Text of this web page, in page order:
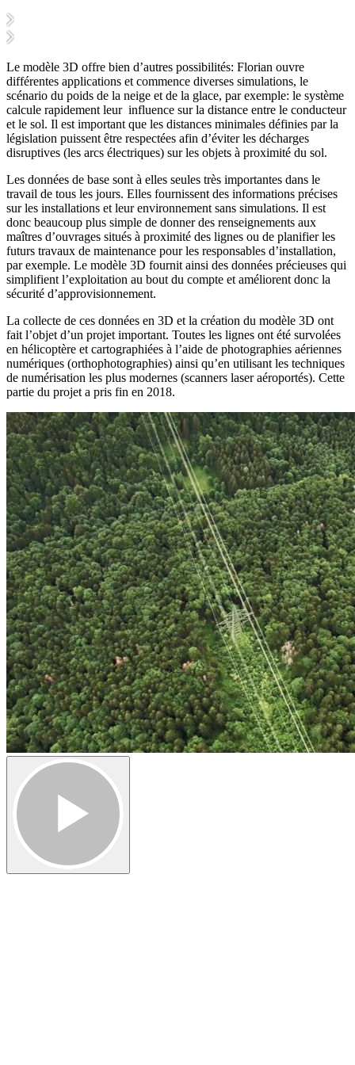
Le modèle 3D offre bien d’autres possibilités: Florian ouvre
différentes applications et commence diverses simulations, le
scénario du poids de la neige et de la glace, par exemple: le système
calcule rapidement leur influence sur la distance entre le conducteur
et le sol. Il est important que les distances minimales définies par la
législation puissent être respectées afin d’éviter les décharges
disruptives (les arcs électriques) sur les objets à proximité du sol.
Les données de base sont à elles seules très importantes dans le
travail de tous les jours. Elles fournissent des informations précises
sur les installations et leur environnement sans simulations. Il est
donc beaucoup plus simple de donner des renseignements aux
maîtres d’ouvrages situés à proximité des lignes ou de planifier les
futurs travaux de maintenance pour les responsables d’installation,
par exemple. Le modèle 3D fournit ainsi des données précieuses qui
simplifient l’exploitation au bout du compte et améliorent donc la
sécurité d’approvisionnement.
La collecte de ces données en 3D et la création du modèle 3D ont
fait l’objet d’un projet important. Toutes les lignes ont été survolées
en hélicoptère et cartographiées à l’aide de photographies aériennes
numériques (orthophotographies) ainsi qu’en utilisant les techniques
de numérisation les plus modernes (scanners laser aéroportés). Cette
partie du projet a pris fin en 2018.